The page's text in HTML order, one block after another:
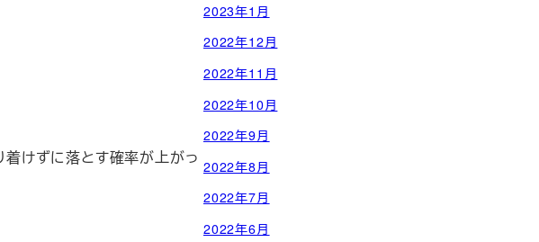
けずに落とす確率が上がっ
2023年1月
2022年12月
2022年11月
2022年10月
2022年9月
2022年8月
2022年7月
2022年6月